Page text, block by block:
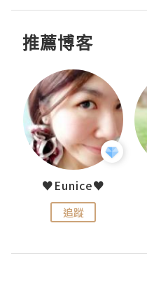
推薦博客
♥Eunice♥
追蹤